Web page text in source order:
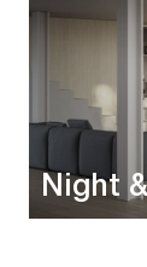
Night